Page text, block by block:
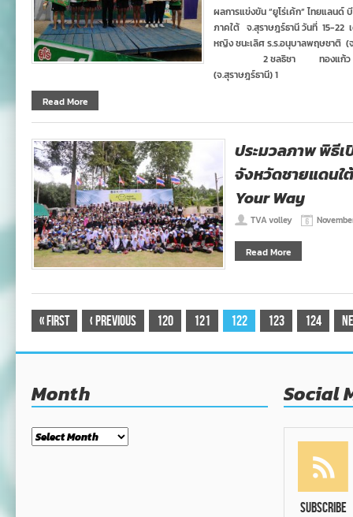
ผลการแข่งขัน “ยูโร่เค้ก” ไทยแลน
ภาคใต้ จ.สุราษฎร์ธานี วันที่ 15-22
หญิง ชนะเลิศ ร.ร.อนุบาลพฤษชา
2 ชลธิชา ทองแก้ว รองช
(จ.สุราษฎร์ธานี) 1
Read More
ประมวลภาพ พิธี
จังหวัดชายแดนใ
Your Way
TVA volley
Read More
« First ‹ Previous 120 121 122 123 124
Month
Month
Social
Subscribe